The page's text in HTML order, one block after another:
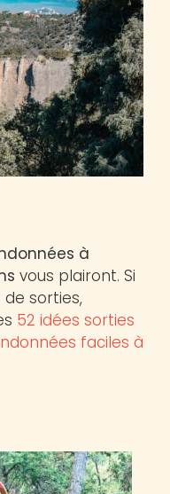
à
vous plairont. Si
de sorties,
52 idées sorties
faciles à